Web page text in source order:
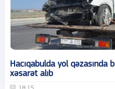
Hacıqabulda yol
xəsarət alıb